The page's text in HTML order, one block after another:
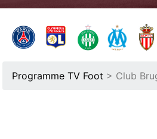
Programme TV Foot > Club